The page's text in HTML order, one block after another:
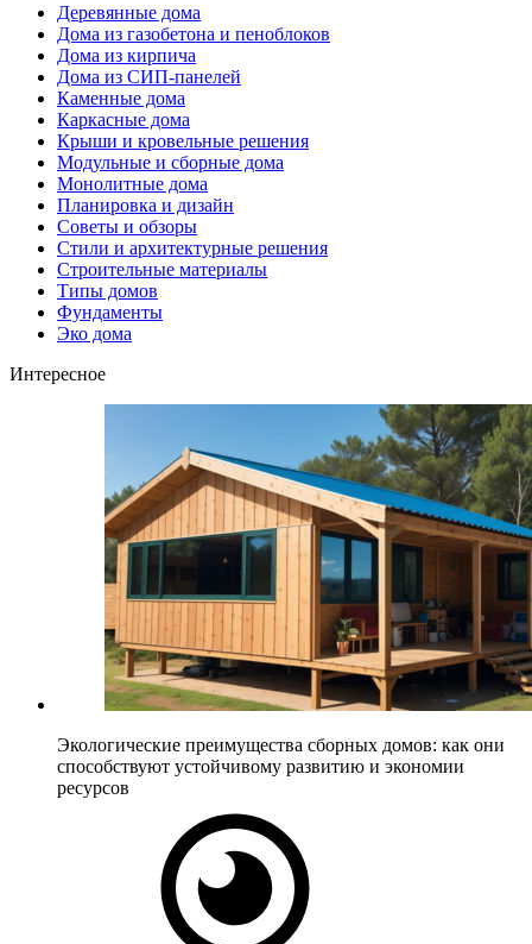
Деревянные дома
Дома из газобетона и пеноблоков
Дома из кирпича
Дома из СИП-панелей
Каменные дома
Каркасные дома
Крыши и кровельные решения
Модульные и сборные дома
Монолитные дома
Планировка и дизайн
Советы и обзоры
Стили и архитектурные решения
Строительные материалы
Типы домов
Фундаменты
Эко дома
Интересное
Экологические преимущества сборных домов: как они
способствуют устойчивому развитию и экономии
ресурсов